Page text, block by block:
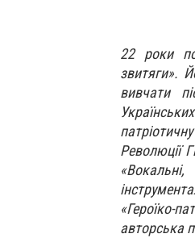
22 роки
звитяги».
вивчати
Революції
«Героїко-
авторська